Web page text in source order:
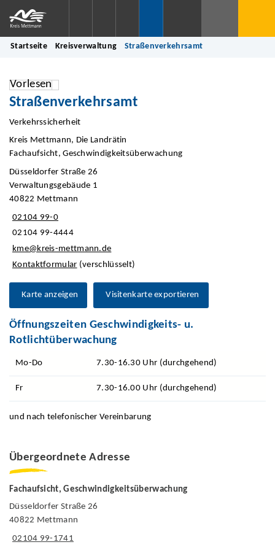
Startseite Kreisverwaltung Straßenverkehrsamt
Vorlesen
Straßenverkehrsamt
Verkehrssicherheit
Kreis Mettmann, Die Landrätin
Fachaufsicht, Geschwindigkeitsüberwachung
Düsseldorfer Straße 26
Verwaltungsgebäude 1
40822 Mettmann
02104 99-0
02104 99-4444
kme@kreis-mettmann.de
Kontaktformular (verschlüsselt)
Karte anzeigen Visitenkarte exportieren
Öffnungszeiten Geschwindigkeits- u.
Rotlichtüberwachung
Mo-Do 7.30-16.30 Uhr (durchgehend)
Fr 7.30-16.00 Uhr (durchgehend)
und nach telefonischer Vereinbarung
Übergeordnete Adresse
Fachaufsicht, Geschwindigkeitsüberwachung
Düsseldorfer Straße 26
40822 Mettmann
02104 99-1741